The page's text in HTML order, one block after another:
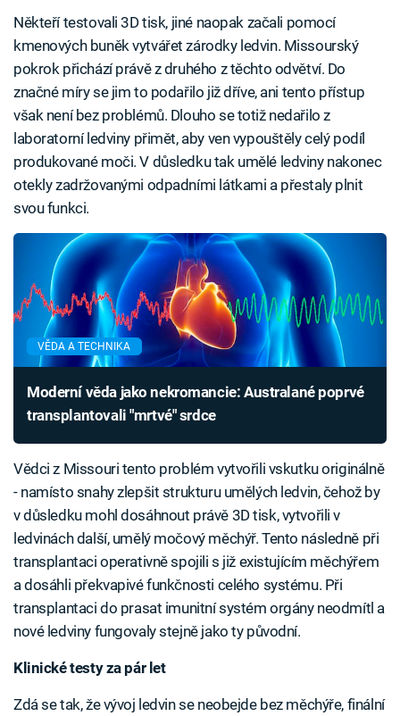
Někteří testovali 3D tisk, jiné naopak začali pomocí
kmenových buněk vytvářet zárodky ledvin. Missourský
pokrok přichází právě z druhého z těchto odvětví. Do
značné míry se jim to podařilo již dříve, ani tento přístup
však není bez problémů. Dlouho se totiž nedařilo z
laboratorní ledviny přimět, aby ven vypouštěly celý podíl
produkované moči. V důsledku tak umělé ledviny nakonec
otekly zadržovanými odpadními látkami a přestaly plnit
svou funkci.
VĚDA A TECHNIKA
Moderní věda jako nekromancie: Australané poprvé
transplantovali "mrtvé" srdce
Vědci z Missouri tento problém vytvořili vskutku originálně
- namísto snahy zlepšit strukturu umělých ledvin, čehož by
v důsledku mohl dosáhnout právě 3D tisk, vytvořili v
ledvinách další, umělý močový měchýř. Tento následně při
transplantaci operativně spojili s již existujícím měchýřem
a dosáhli překvapivé funkčnosti celého systému. Při
transplantaci do prasat imunitní systém orgány neodmítl a
nové ledviny fungovaly stejně jako ty původní.
Klinické testy za pár let
Zdá se tak, že vývoj ledvin se neobejde bez měchýře, finální